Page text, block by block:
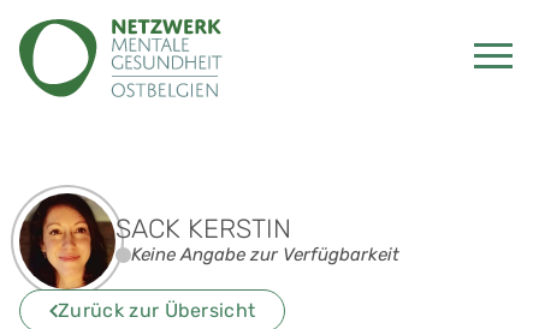
SACK KERSTIN
Keine Angabe zur Verfügbarkeit
Zurück zur Übersicht